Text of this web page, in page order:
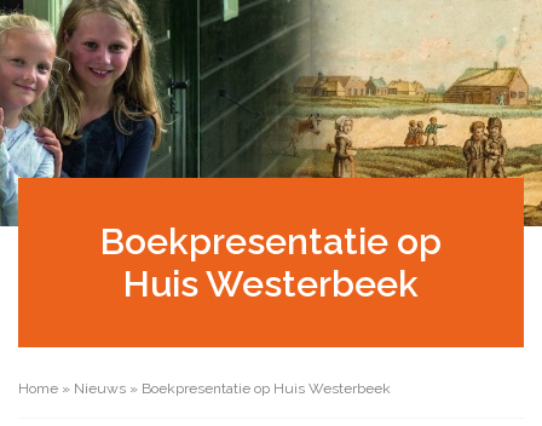
Boekpresentatie op
Huis Westerbeek
Home » Nieuws » Boekpresentatie op Huis Westerbeek